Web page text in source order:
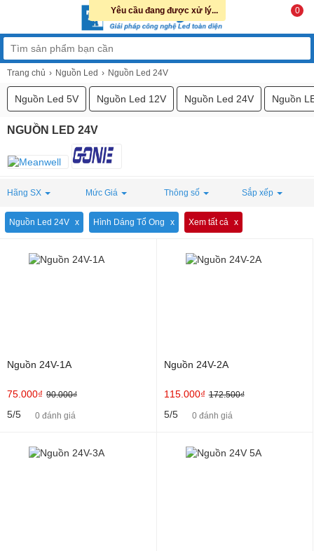
0
Trang chủ Nguồn Led Nguồn Led 24V
Nguồn Led 5V Nguồn Led 12V Nguồn Led 24V Nguồn
NGUỒN LED 24V
Hãng SX Mức Giá Thông số Sắp xếp
Nguồn Led 24V Hình Dáng Tổ Ong Xem tất cả
Nguồn 24V-1A
75.000₫ 90.000₫
5/5 0 đánh giá
Nguồn 24V-2A
115.000₫ 172.500₫
5/5 0 đánh giá
Yêu cầu đang được xử lý...